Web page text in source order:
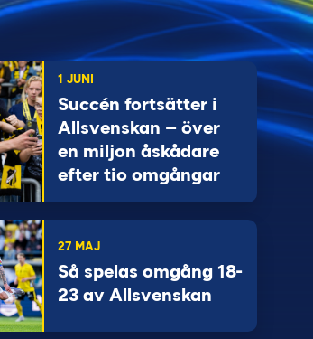
1 JUNI
Succén fortsätter i
Allsvenskan – över
en miljon åskådare
efter tio omgångar
27 MAJ
Så spelas omgång 18-
23 av Allsvenskan